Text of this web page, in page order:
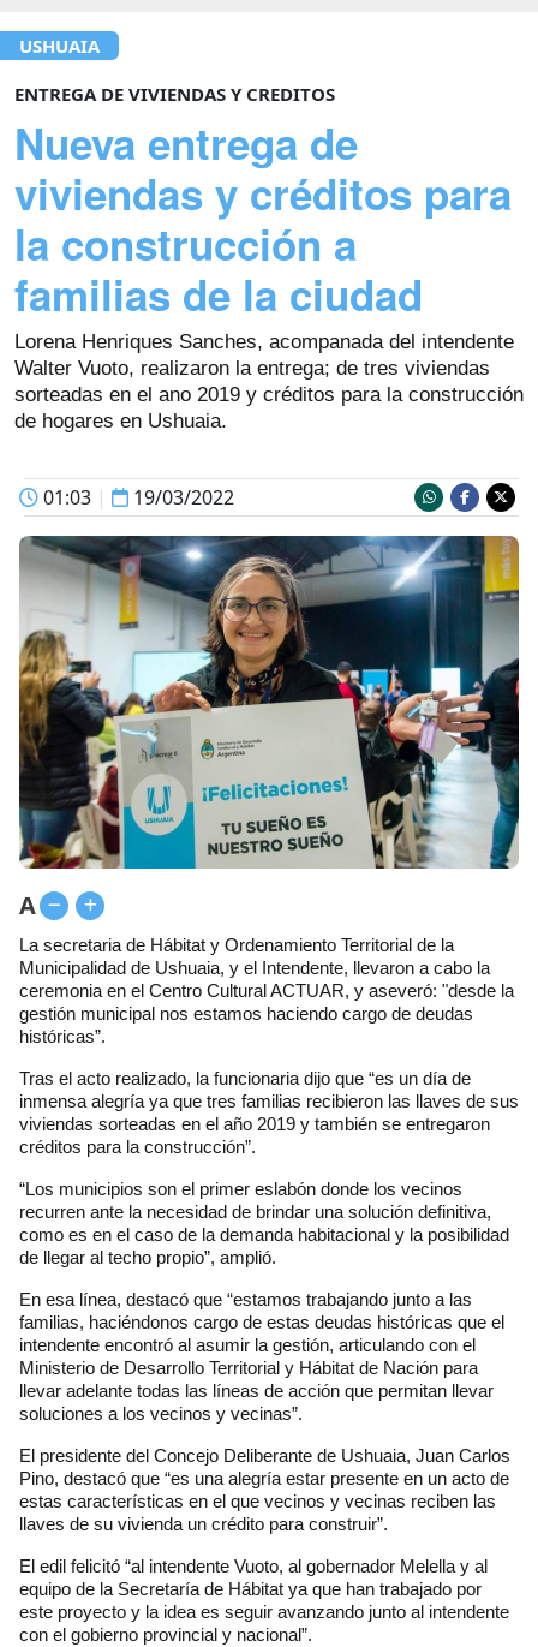
USHUAIA
ENTREGA DE VIVIENDAS Y CREDITOS
Nueva entrega de
viviendas y créditos para
la construcción a
familias de la ciudad
Lorena Henriques Sanches, acompanada del intendente
Walter Vuoto, realizaron la entrega; de tres viviendas
sorteadas en el ano 2019 y créditos para la construcción
de hogares en Ushuaia.
01:03 | 19/03/2022
A
La secretaria de Hábitat y Ordenamiento Territorial de la
Municipalidad de Ushuaia, y el Intendente, llevaron a cabo la
ceremonia en el Centro Cultural ACTUAR, y aseveró: "desde la
gestión municipal nos estamos haciendo cargo de deudas
históricas”.
Tras el acto realizado, la funcionaria dijo que “es un día de
inmensa alegría ya que tres familias recibieron las llaves de sus
viviendas sorteadas en el año 2019 y también se entregaron
créditos para la construcción”.
“Los municipios son el primer eslabón donde los vecinos
recurren ante la necesidad de brindar una solución definitiva,
como es en el caso de la demanda habitacional y la posibilidad
de llegar al techo propio”, amplió.
En esa línea, destacó que “estamos trabajando junto a las
familias, haciéndonos cargo de estas deudas históricas que el
intendente encontró al asumir la gestión, articulando con el
Ministerio de Desarrollo Territorial y Hábitat de Nación para
llevar adelante todas las líneas de acción que permitan llevar
soluciones a los vecinos y vecinas”.
El presidente del Concejo Deliberante de Ushuaia, Juan Carlos
Pino, destacó que “es una alegría estar presente en un acto de
estas características en el que vecinos y vecinas reciben las
llaves de su vivienda un crédito para construir”.
El edil felicitó “al intendente Vuoto, al gobernador Melella y al
equipo de la Secretaría de Hábitat ya que han trabajado por
este proyecto y la idea es seguir avanzando junto al intendente
con el gobierno provincial y nacional”.